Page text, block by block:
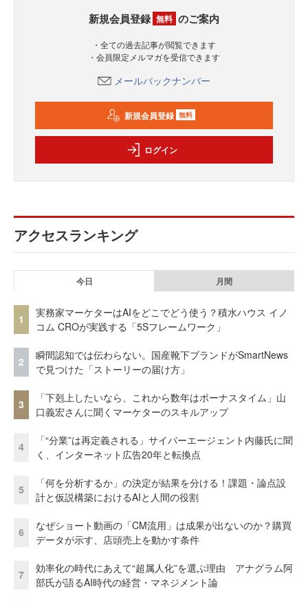
新規会員登録 無料 のご案内
・全ての過去記事が閲覧できます
・会員限定メルマガを受信できます
メールバックナンバー
新規会員登録 無料
ログイン
アクセスランキング
今日 月間
1
実務家マーケターはAIをどこでどう使う？積水ハウス イノ
コム CROが実践する「5Sフレームワーク」
2
瞬間認知では伝わらない。国産靴下ブランドがSmartNews
で見つけた「ストーリーの届け方」
3
「下剋上したいなら、これから数年はボーナスタイム」山
口義宏さんに聞くマーケターのスキルアップ
4
「“分業”は再定義される」サイバーエージェント内藤氏に聞
く、インターネット広告20年と転換点
5
「何を分析するか」の決定が結果を分ける！課題・論点設
計と仮説構築におけるAIと人間の役割
6
なぜショート動画の「CM流用」は成果が出ないのか？購買
データが示す、店頭売上を動かす条件
7
効率化の時代にあえて“超属人化”を選ぶ理由 アナグラム阿
部氏が語るAI時代の経営・マネジメント論